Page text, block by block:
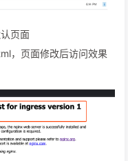
页面
，页面修改后访问效果